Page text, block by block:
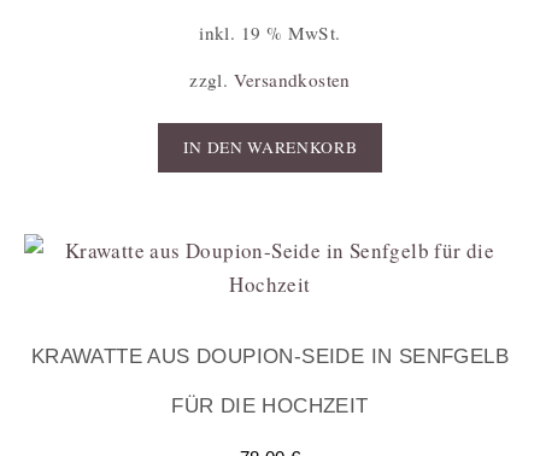
inkl. 19 % MwSt.
zzgl. Versandkosten
IN DEN WARENKORB
KRAWATTE AUS DOUPION-SEIDE IN SENFGELB
FÜR DIE HOCHZEIT